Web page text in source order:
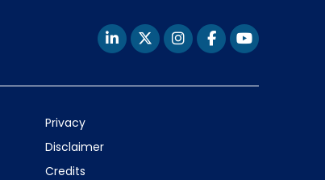
Privacy
Disclaimer
Credits